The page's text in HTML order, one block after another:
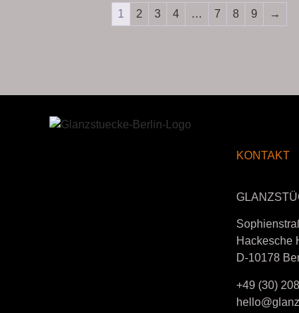
1 2 3 4 … 7 8 9 →
KONTAKT
Hackesche
D-10178
+49 (30)